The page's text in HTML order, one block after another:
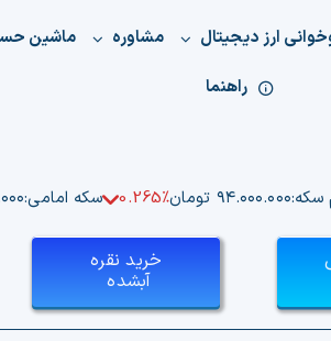
ارز دیجیتال مشاوره ماشین
راهنما
سکه:۹۴.۰۰۰.۰۰۰ تومان 0.265% سکه امامی:
خرید نقره
آبشده